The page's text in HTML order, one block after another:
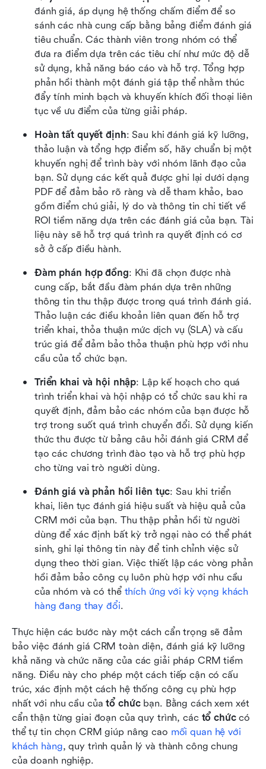
đánh giá, áp dụng hệ thống chấm điểm để so
sánh các nhà cung cấp bằng bảng điểm đánh giá
tiêu chuẩn. Các thành viên trong nhóm có thể
đưa ra điểm dựa trên các tiêu chí như mức độ dễ
sử dụng, khả năng báo cáo và hỗ trợ. Tổng hợp
phản hồi thành một đánh giá tập thể nhằm thúc
đẩy tính minh bạch và khuyến khích đối thoại liên
tục về ưu điểm của từng giải pháp.
Hoàn tất quyết định: Sau khi đánh giá kỹ lưỡng,
thảo luận và tổng hợp điểm số, hãy chuẩn bị một
khuyến nghị để trình bày với nhóm lãnh đạo của
bạn. Sử dụng các kết quả được ghi lại dưới dạng
PDF để đảm bảo rõ ràng và dễ tham khảo, bao
gồm điểm chú giải, lý do và thông tin chi tiết về
ROI tiềm năng dựa trên các đánh giá của bạn. Tài
liệu này sẽ hỗ trợ quá trình ra quyết định có cơ
sở ở cấp điều hành.
Đàm phán hợp đồng: Khi đã chọn được nhà
cung cấp, bắt đầu đàm phán dựa trên những
thông tin thu thập được trong quá trình đánh giá.
Thảo luận các điều khoản liên quan đến hỗ trợ
triển khai, thỏa thuận mức dịch vụ (SLA) và cấu
trúc giá để đảm bảo thỏa thuận phù hợp với nhu
cầu của tổ chức bạn.
Triển khai và hội nhập: Lập kế hoạch cho quá
trình triển khai và hội nhập có tổ chức sau khi ra
quyết định, đảm bảo các nhóm của bạn được hỗ
trợ trong suốt quá trình chuyển đổi. Sử dụng kiến
thức thu được từ bảng câu hỏi đánh giá CRM để
tạo các chương trình đào tạo và hỗ trợ phù hợp
cho từng vai trò người dùng.
Đánh giá và phản hồi liên tục: Sau khi triển
khai, liên tục đánh giá hiệu suất và hiệu quả của
CRM mới của bạn. Thu thập phản hồi từ người
dùng để xác định bất kỳ trở ngại nào có thể phát
sinh, ghi lại thông tin này để tinh chỉnh việc sử
dụng theo thời gian. Việc thiết lập các vòng phản
hồi đảm bảo công cụ luôn phù hợp với nhu cầu
của nhóm và có thể thích ứng với kỳ vọng khách
hàng đang thay đổi.
Thực hiện các bước này một cách cẩn trọng sẽ đảm
bảo việc đánh giá CRM toàn diện, đánh giá kỹ lưỡng
khả năng và chức năng của các giải pháp CRM tiềm
năng. Điều này cho phép một cách tiếp cận có cấu
trúc, xác định một cách hệ thống công cụ phù hợp
nhất với nhu cầu của tổ chức bạn. Bằng cách xem xét
cẩn thận từng giai đoạn của quy trình, các tổ chức có
thể tự tin chọn CRM giúp nâng cao mối quan hệ với
khách hàng, quy trình quản lý và thành công chung
của doanh nghiệp.